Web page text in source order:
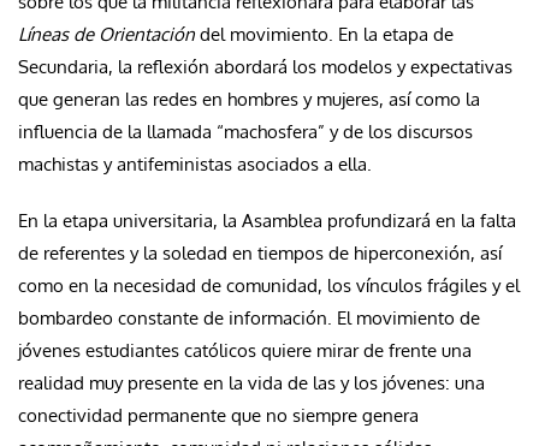
Líneas de Orientación del movimiento. En la etapa de
Secundaria, la reflexión abordará los modelos y expectativas
que generan las redes en hombres y mujeres, así como la
influencia de la llamada “machosfera” y de los discursos
machistas y antifeministas asociados a ella.
En la etapa universitaria, la Asamblea profundizará en la falta
de referentes y la soledad en tiempos de hiperconexión, así
como en la necesidad de comunidad, los vínculos frágiles y el
bombardeo constante de información. El movimiento de
jóvenes estudiantes católicos quiere mirar de frente una
realidad muy presente en la vida de las y los jóvenes: una
conectividad permanente que no siempre genera